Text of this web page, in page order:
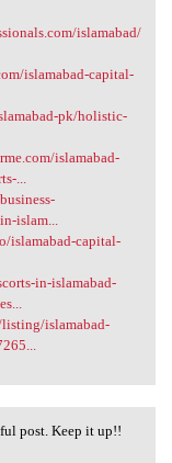
islamabad/
islamabad-capital-
pk/holistic-
islamabad-
...
islam...
islamabad-capital-
in-islamabad-
islamabad-
post. Keep it up!!